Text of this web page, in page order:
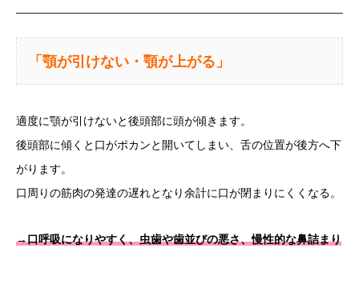
「顎が引けない・顎が上がる」
適度に顎が引けないと後頭部に頭が傾きます。
後頭部に傾くと口がポカンと開いてしまい、舌の位置が後方へ下
がります。
口周りの筋肉の発達の遅れとなり余計に口が閉まりにくくなる。
→口呼吸になりやすく、虫歯や歯並びの悪さ、慢性的な鼻詰まり